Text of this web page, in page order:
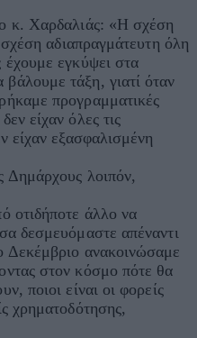
κ. Χαρδαλιάς: «Η σχέση
σχέση αδιαπραγμάτευτη όλη
εγκύψει στα
τάξη, γιατί όταν
προγραμματικές
είχαν όλες τις
είχαν εξασφαλισμένη
Δημάρχους λοιπόν,
οτιδήποτε άλλο να
δεσμευόμαστε απέναντι
Δεκέμβριο ανακοινώσαμε
στον κόσμο πότε θα
ποιοι είναι οι φορείς
χρηματοδότησης,